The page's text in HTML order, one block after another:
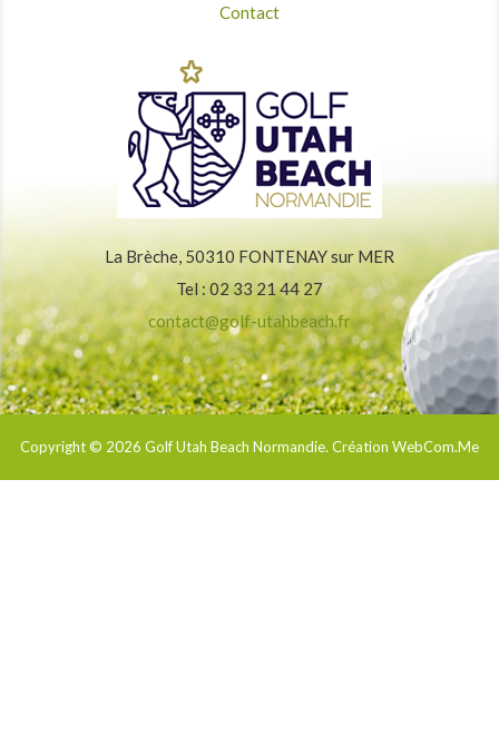
Contact
La Brèche, 50310 FONTENAY sur MER
Tel : 02 33 21 44 27
contact@golf-utahbeach.fr
Copyright © 2026 Golf Utah Beach Normandie. Création WebCom.Me